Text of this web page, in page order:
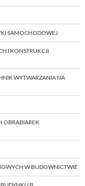
SAMOCHODOWEJ
I KONSTRUKCJI
WYTWARZANIA NA
OBRABIAREK
W BUDOWNICTWIE